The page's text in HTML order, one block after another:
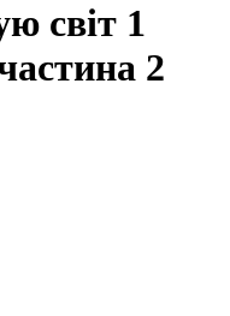
світ 1
2